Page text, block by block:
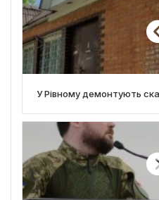
У Рівному демонтують